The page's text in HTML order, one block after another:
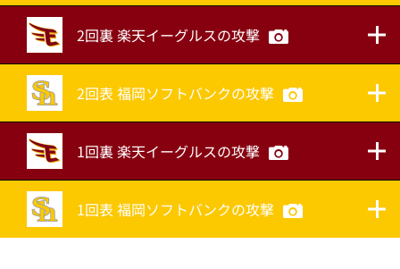
2回裏 楽天イーグルスの攻撃
2回表 福岡ソフトバンクの攻撃
1回裏 楽天イーグルスの攻撃
1回表 福岡ソフトバンクの攻撃